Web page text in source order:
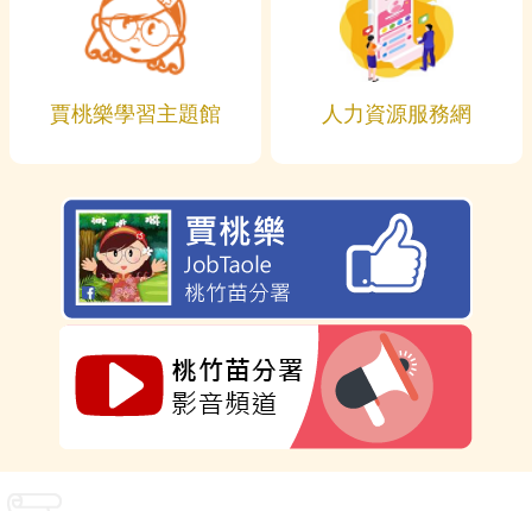
賈桃樂學習主題館 人力資源服務網